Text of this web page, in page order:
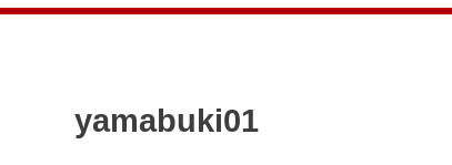
yamabuki01